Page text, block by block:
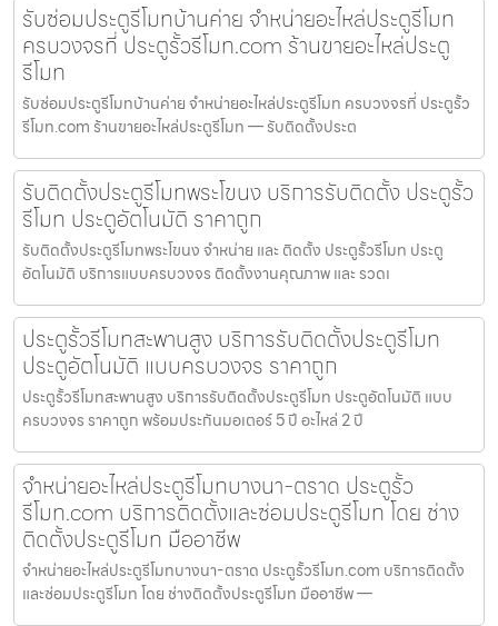
รับซ่อมประตูรีโมทบ้านค่าย จำหน่ายอะไหล่ประตูรีโมท
ครบวงจรที่ ประตูรั้วรีโมท.com ร้านขายอะไหล่ประตู
รีโมท
รับซ่อมประตูรีโมทบ้านค่าย จำหน่ายอะไหล่ประตูรีโมท ครบวงจรที่ ประตูรั้ว
รีโมท.com ร้านขายอะไหล่ประตูรีโมท — รับติดตั้งประต
รับติดตั้งประตูรีโมทพระโขนง บริการรับติดตั้ง ประตูรั้ว
รีโมท ประตูอัตโนมัติ ราคาถูก
รับติดตั้งประตูรีโมทพระโขนง จำหน่าย และ ติดตั้ง ประตูรั้วรีโมท ประตู
อัตโนมัติ บริการแบบครบวงจร ติดตั้งงานคุณภาพ และ รวดเ
ประตูรั้วรีโมทสะพานสูง บริการรับติดตั้งประตูรีโมท
ประตูอัตโนมัติ แบบครบวงจร ราคาถูก
ประตูรั้วรีโมทสะพานสูง บริการรับติดตั้งประตูรีโมท ประตูอัตโนมัติ แบบ
ครบวงจร ราคาถูก พร้อมประกันมอเตอร์ 5 ปี อะไหล่ 2 ปี
จำหน่ายอะไหล่ประตูรีโมทบางนา-ตราด ประตูรั้ว
รีโมท.com บริการติดตั้งและซ่อมประตูรีโมท โดย ช่าง
ติดตั้งประตูรีโมท มืออาชีพ
จำหน่ายอะไหล่ประตูรีโมทบางนา-ตราด ประตูรั้วรีโมท.com บริการติดตั้ง
และซ่อมประตูรีโมท โดย ช่างติดตั้งประตูรีโมท มืออาชีพ —